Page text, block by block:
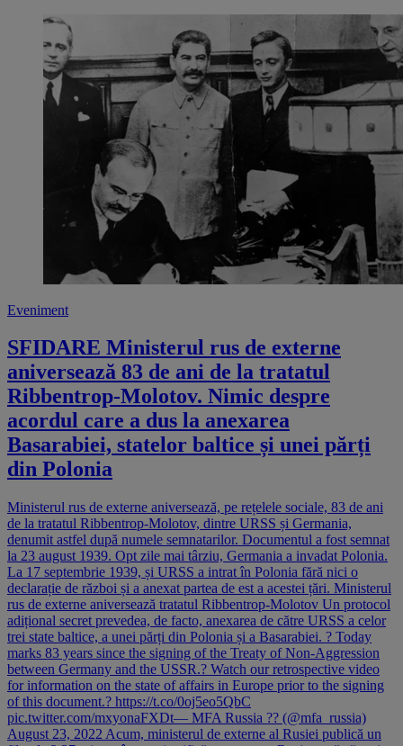
Eveniment
SFIDARE Ministerul rus de externe
aniversează 83 de ani de la tratatul
Ribbentrop-Molotov. Nimic despre
acordul care a dus la anexarea
Basarabiei, statelor baltice și unei părți
din Polonia
Ministerul rus de externe aniversează, pe rețelele sociale, 83 de ani
de la tratatul Ribbentrop-Molotov, dintre URSS și Germania,
denumit astfel după numele semnatarilor. Documentul a fost semnat
la 23 august 1939. Opt zile mai târziu, Germania a invadat Polonia.
La 17 septembrie 1939, și URSS a intrat în Polonia fără nici o
declarație de război și a anexat partea de est a acestei țări. Ministerul
rus de externe aniversează tratatul Ribbentrop-Molotov Un protocol
adițional secret prevedea, de facto, anexarea de către URSS a celor
trei state baltice, a unei părți din Polonia și a Basarabiei. ? Today
marks 83 years since the signing of the Treaty of Non-Aggression
between Germany and the USSR.? Watch our retrospective video
for information on the state of affairs in Europe prior to the signing
of this document.? https://t.co/0oj5eo5QbC
pic.twitter.com/mxyonaFXDt— MFA Russia ?? (@mfa_russia)
August 23, 2022 Acum, ministerul de externe al Rusiei publică un